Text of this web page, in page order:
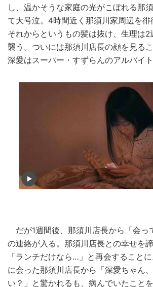
し、温かそうな家庭の光がこぼれる那
て大号泣。4時間近く那須川家周辺を徘
それからというもの髪は抜け、生理は
襲う。ついには那須川店長の顔を見る
深愛はスーパー・すずらんのアルバイ
だが1週間後、那須川店長から「会っ
の連絡が入る。那須川店長との幸せを
「ランチだけなら…」と再会すること
に会った那須川店長から「深愛ちゃん
い？」と驚かれるも、病んでいたこと